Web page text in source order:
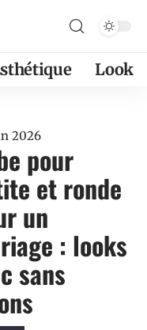
Look
2026
pour
et ronde
un
: looks
sans